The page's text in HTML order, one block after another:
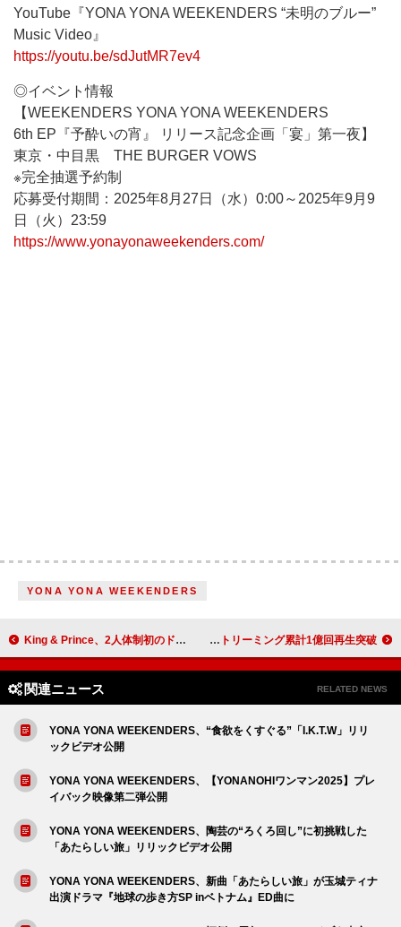
YouTube『YONA YONA WEEKENDERS “未明のブルー”
Music Video』
https://youtu.be/sdJutMR7ev4
◎イベント情報
【WEEKENDERS YONA YONA WEEKENDERS
6th EP『予酔いの宵』 リリース記念企画「宴」第一夜】
東京・中目黒 THE BURGER VOWS
※完全抽選予約制
応募受付期間：2025年8月27日（水）0:00～2025年9月9
日（火）23:59
https://www.yonayonaweekenders.com/
YONA YONA WEEKENDERS
King & Prince、2人体制初のドームツアーをBlu-ray＆DVD化 HANA「Drop」自身2曲目のストリーミング累計1億回再生突破
関連ニュース RELATED NEWS
YONA YONA WEEKENDERS、“食欲をくすぐる”「I.K.T.W」リリ
ックビデオ公開
YONA YONA WEEKENDERS、【YONANOHIワンマン2025】プレ
イバック映像第二弾公開
YONA YONA WEEKENDERS、陶芸の“ろくろ回し”に初挑戦した
「あたらしい旅」リリックビデオ公開
YONA YONA WEEKENDERS、新曲「あたらしい旅」が玉城ティナ
出演ドラマ『地球の歩き方SP inベトナム』ED曲に